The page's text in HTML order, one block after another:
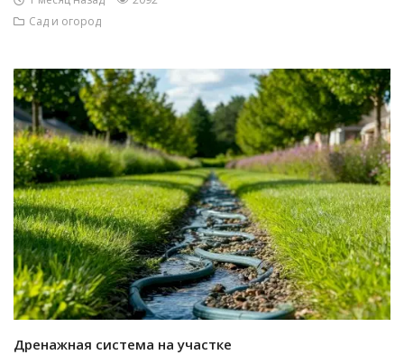
Сад и огород
Дренажная система на участке